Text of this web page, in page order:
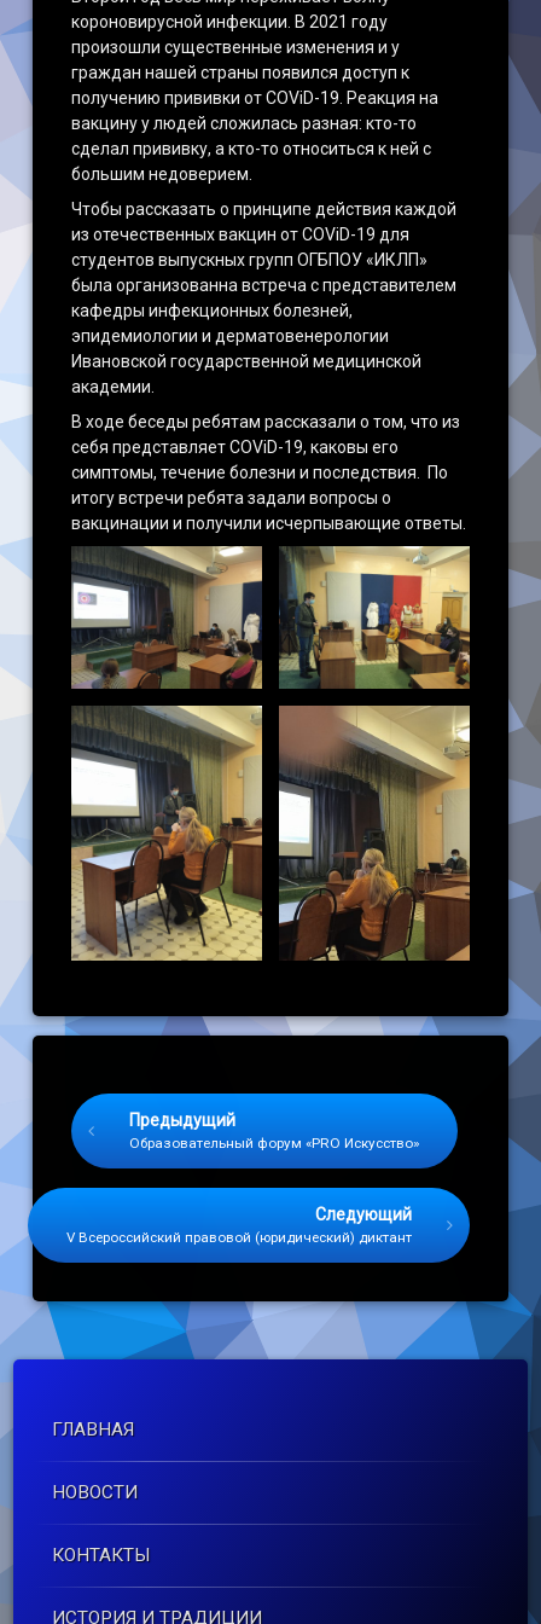
Наши достижения
короновирусной инфекции. В 2021 году
произошли существенные изменения и у
граждан нашей страны появился доступ к
получению прививки от COViD-19. Реакция на
вакцину у людей сложилась разная: кто-то
сделал прививку, а кто-то относиться к ней с
большим недоверием.
Чтобы рассказать о принципе действия каждой
из отечественных вакцин от COViD-19 для
студентов выпускных групп ОГБПОУ «ИКЛП»
была организованна встреча с представителем
кафедры инфекционных болезней,
эпидемиологии и дерматовенерологии
Ивановской государственной медицинской
академии.
В ходе беседы ребятам рассказали о том, что из
себя представляет COViD-19, каковы его
симптомы, течение болезни и последствия. По
итогу встречи ребята задали вопросы о
вакцинации и получили исчерпывающие ответы.
Предыдущий
Образовательный форум «PRO Искусство»
Следующий
V Всероссийский правовой (юридический) диктант
ГЛАВНАЯ
НОВОСТИ
КОНТАКТЫ
ИСТОРИЯ И ТРАДИЦИИ